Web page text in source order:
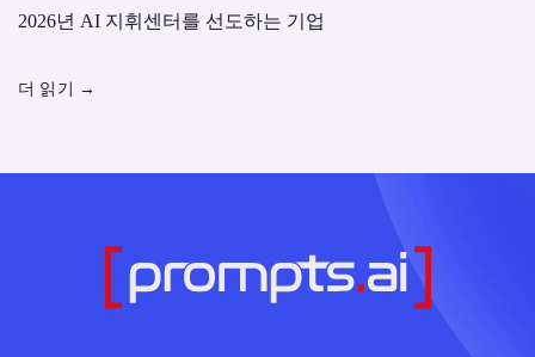
2026년 AI 지휘센터를 선도하는 기업
더 읽기 →